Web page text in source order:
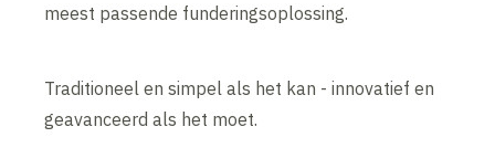
meest passende funderingsoplossing.
Traditioneel en simpel als het kan - innovatief en
geavanceerd als het moet.